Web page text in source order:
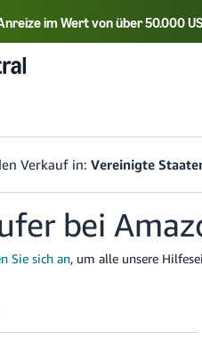
im Wert von über 50.000
Verkauf in: Vereinigte
bei
Sie sich an, um alle unsere